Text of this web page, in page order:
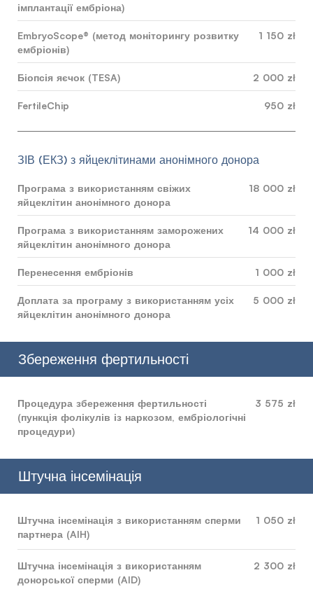
імплантації ембріона)
EmbryoScope® (метод моніторингу розвитку
ембріонів)
1 150 zł
Біопсія яєчок (TESA) 2 000 zł
FertileChip 950 zł
ЗІВ (ЕКЗ) з яйцеклітинами анонімного донора
Програма з використанням свіжих
яйцеклітин анонімного донора
18 000 zł
Програма з використанням заморожених
яйцеклітин анонімного донора
14 000 zł
Перенесення ембріонів 1 000 zł
Доплата за програму з використанням усіх
яйцеклітин анонімного донора
5 000 zł
Збереження фертильності
Процедура збереження фертильності
(пункція фолікулів із наркозом, ембріологічні
процедури)
3 575 zł
Штучна інсемінація
Штучна інсемінація з використанням сперми
партнера (AIH)
1 050 zł
Штучна інсемінація з використанням
донорської сперми (AID)
2 300 zł